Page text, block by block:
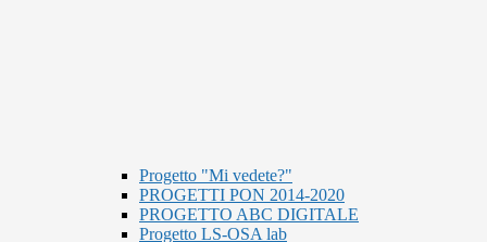
Progetto "Mi vedete?"
PROGETTI PON 2014-2020
PROGETTO ABC DIGITALE
Progetto LS-OSA lab